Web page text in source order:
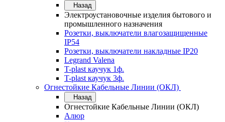
Назад
Электроустановочные изделия бытового и
промышленного назначения
Розетки, выключатели влагозащищенные
IP54
Розетки, выключатели накладные IP20
Legrand Valena
T-plast каучук 1ф.
T-plast каучук 3ф.
Огнестойкие Кабельные Линии (ОКЛ)
Назад
Огнестойкие Кабельные Линии (ОКЛ)
Алюр